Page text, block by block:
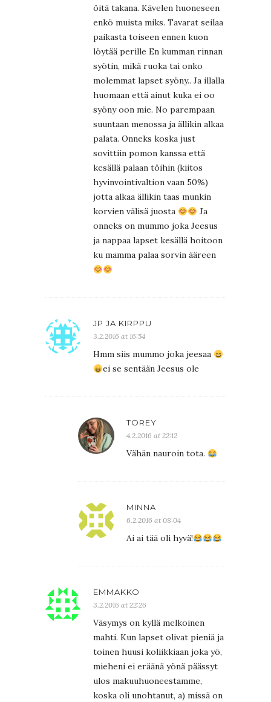
öitä takana. Kävelen huoneseen
enkö muista miks. Tavarat seilaa
paikasta toiseen ennen kuon
löytää perille En kumman rinnan
syötin, mikä ruoka tai onko
molemmat lapset syöny.. Ja illalla
huomaan että ainut kuka ei oo
syöny oon mie. No parempaan
suuntaan menossa ja ällikin alkaa
palata. Onneks koska just
sovittiin pomon kanssa että
kesällä palaan töihin (kiitos
hyvinvointivaltion vaan 50%)
jotta alkaa ällikin taas munkin
korvien välisä juosta
Ja
onneks on mummo joka Jeesus
ja nappaa lapset kesällä hoitoon
ku mamma palaa sorvin ääreen
JP JA KIRPPU
3.2.2016 at 16:54
Hmm siis mummo joka jeesaa
ei se sentään Jeesus ole
TOREY
4.2.2016 at 22:12
Vähän nauroin tota.
MINNA
6.2.2016 at 08:04
Ai ai tää oli hyvä!
EMMAKKO
3.2.2016 at 22:26
Väsymys on kyllä melkoinen
mahti. Kun lapset olivat pieniä ja
toinen huusi koliikkiaan joka yö,
mieheni ei eräänä yönä päässyt
ulos makuuhuoneestamme,
koska oli unohtanut, a) missä on